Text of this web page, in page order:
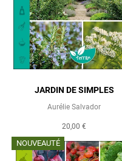
JARDIN DE SIMPLES
Aurélie Salvador
20,00 €
NOUVEAUTÉ